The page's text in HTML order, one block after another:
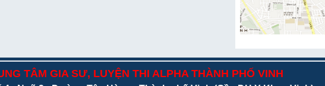
TÂM GIA SƯ, LUYỆN THI ALPHA THÀNH PHỐ VINH